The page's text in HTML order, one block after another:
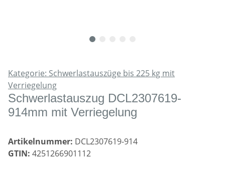
Kategorie: Schwerlastauszüge bis 225 kg mit
Verriegelung
Schwerlastauszug DCL2307619-
914mm mit Verriegelung
Artikelnummer: DCL2307619-914
GTIN: 4251266901112